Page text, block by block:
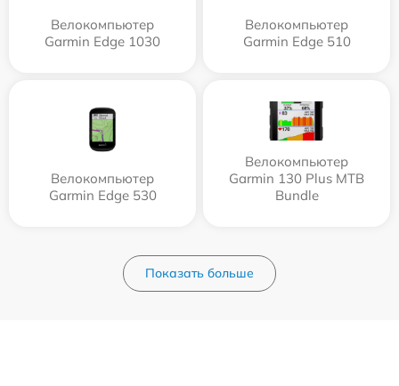
Велокомпьютер
Garmin Edge 1030
Велокомпьютер
Garmin Edge 510
Велокомпьютер
Garmin Edge 530
Велокомпьютер
Garmin 130 Plus MTB
Bundle
Показать больше